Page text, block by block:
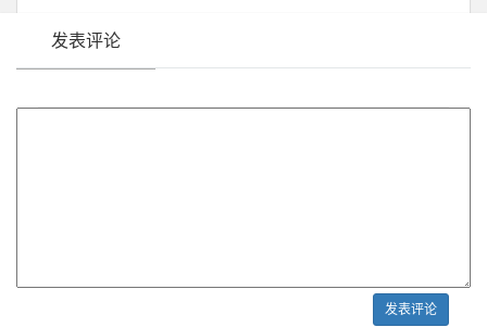
发表评论
发表评论